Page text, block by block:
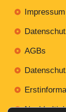
Impressum
AGBs